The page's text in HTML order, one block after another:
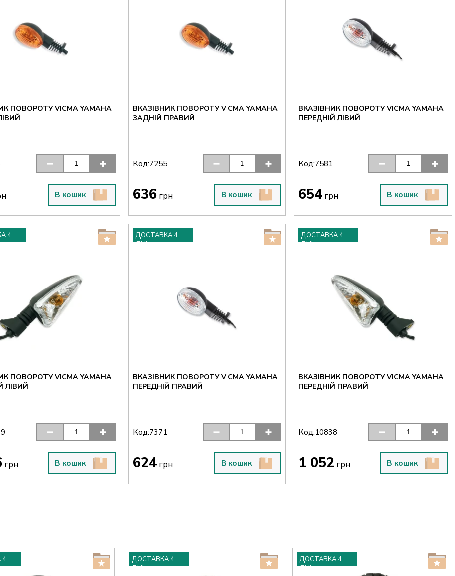
ПОВОРОТУ VICMA YAMAHA
В кошик
ВКАЗІВНИК ПОВОРОТУ VICMA YAMAHA
ЗАДНІЙ ПРАВИЙ
Код:7255
636 грн В кошик
ВКАЗІВНИК ПОВОРОТУ VICMA YAMAHA
ПЕРЕДНІЙ ЛІВИЙ
Код:7581
654 грн В кошик
4
ПОВОРОТУ VICMA YAMAHA
ЛІВИЙ
грн В кошик
ДОСТАВКА 4
ДНІ
ВКАЗІВНИК ПОВОРОТУ VICMA YAMAHA
ПЕРЕДНІЙ ПРАВИЙ
Код:7371
624грн В кошик
ДОСТАВКА 4
ДНІ
ВКАЗІВНИК ПОВОРОТУ VICMA YAMAHA
ПЕРЕДНІЙ ПРАВИЙ
Код:10838
1 052 грн В кошик
4
ДОСТАВКА 4
ДНІ
ДОСТАВКА 4
ДНІ